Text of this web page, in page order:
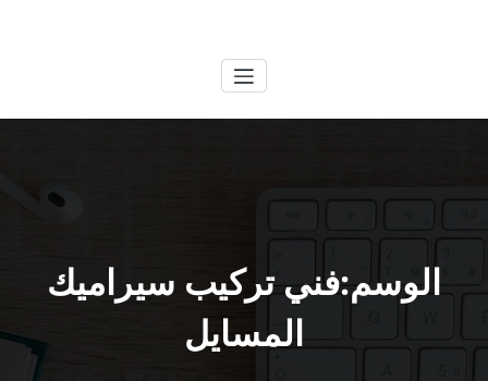
الوسم:فني تركيب سيراميك
المسايل